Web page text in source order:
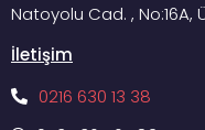
Natoyolu Cad. , No:16A,
İletişim
0216 630 13 38